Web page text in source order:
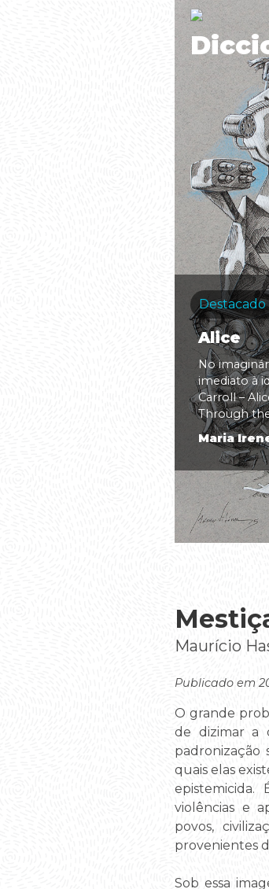
Destacado
Alice
No
imediato à
Carroll –
Through
Maria
Maurício
Publicado em
O grande
de dizimar a
padronização
quais elas
epistemicida.
violências e
povos,
provenientes
Sob essa